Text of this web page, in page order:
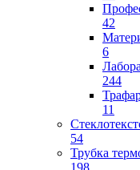
42
6
244
11
54
Трубка
198